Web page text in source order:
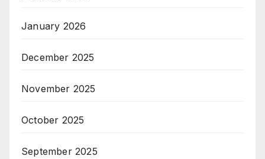
January 2026
December 2025
November 2025
October 2025
September 2025